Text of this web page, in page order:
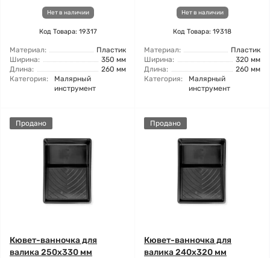
Нет в наличии
Код Товара: 19317
Материал:
Пластик
Ширина:
350 мм
Длина:
260 мм
Категория:
Малярный
инструмент
Нет в наличии
Код Товара: 19318
Материал:
Пластик
Ширина:
320 мм
Длина:
260 мм
Категория:
Малярный
инструмент
Продано
Кювет-ванночка для
валика 250x330 мм
Продано
Кювет-ванночка для
валика 240x320 мм